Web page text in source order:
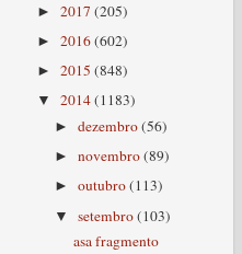
► 2017 (205)
► 2016(602)
► 2015 (848)
▼ 2014(1183)
►dezembro(56)
►novembro(89)
►outubro(113)
▼setembro(103)
asa fragmento